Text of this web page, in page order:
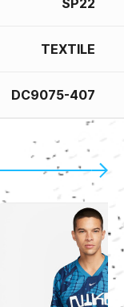
SP22
TEXTILE
DC9075-407